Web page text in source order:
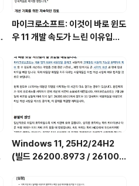
마이크로소프트: 이것이 바로 윈도
우 11 개발 속도가 느린 이유입니
Windows 11, 25H2/24H2
(빌드 26200.8973 / 26100.
판 [한글/영문판]